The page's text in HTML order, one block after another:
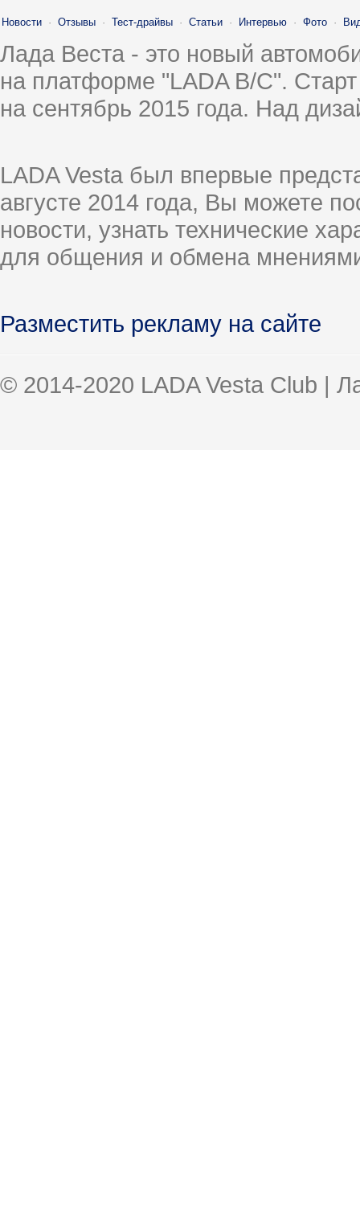
Новости · Отзывы · Тест-драйвы · Статьи · Интервью · Фото ·
Лада Веста - это новый
на платформе "LADA B/C".
на сентябрь 2015 года. Над
LADA Vesta был впервые
августе 2014 года, Вы можете
новости, узнать технические
для общения и обмена
Разместить рекламу на сайте
© 2014-2020 LADA Vesta Club |